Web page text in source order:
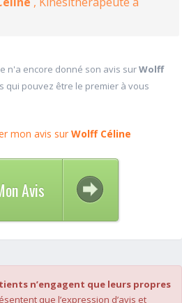
n'a encore donné son avis surWolff
qui pouvez être le premier à vous
mon avis sur Wolff Céline
Avis
n’engagent que leurs propres
que l’expression d’avis et